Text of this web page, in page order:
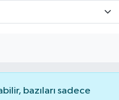
bazıları sadece